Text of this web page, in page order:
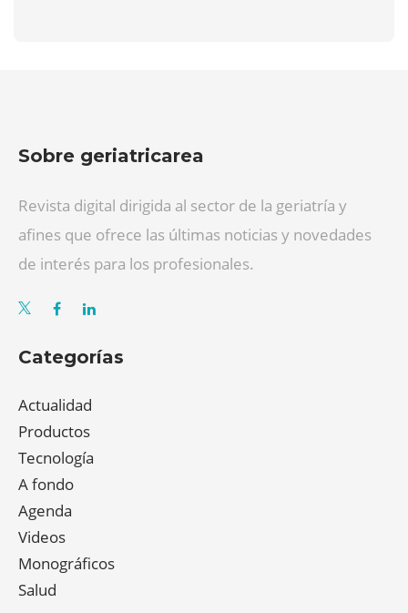
Sobre geriatricarea
Revista digital dirigida al sector de la geriatría y
afines que ofrece las últimas noticias y novedades
de interés para los profesionales.
Categorías
Actualidad
Productos
Tecnología
A fondo
Agenda
Videos
Monográficos
Salud